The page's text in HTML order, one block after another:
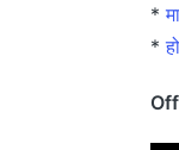
*
*